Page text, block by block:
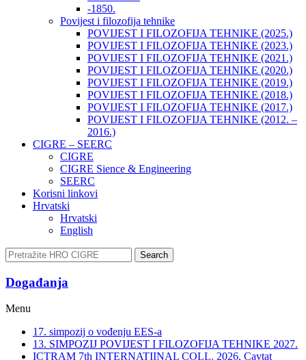
-1850.
Povijest i filozofija tehnike
POVIJEST I FILOZOFIJA TEHNIKE (2025.)
POVIJEST I FILOZOFIJA TEHNIKE (2023.)
POVIJEST I FILOZOFIJA TEHNIKE (2021.)
POVIJEST I FILOZOFIJA TEHNIKE (2020.)
POVIJEST I FILOZOFIJA TEHNIKE (2019.)
POVIJEST I FILOZOFIJA TEHNIKE (2018.)
POVIJEST I FILOZOFIJA TEHNIKE (2017.)
POVIJEST I FILOZOFIJA TEHNIKE (2012. –
2016.)
CIGRE – SEERC
CIGRE
CIGRE Sience & Engineering
SEERC
Korisni linkovi
Hrvatski
Hrvatski
English
Search
Događanja​
Menu
17. simpozij o vođenju EES-a
13. SIMPOZIJ POVIJEST I FILOZOFIJA TEHNIKE 2027.
ICTRAM 7th INTERNATIINAL COLL. 2026, Cavtat